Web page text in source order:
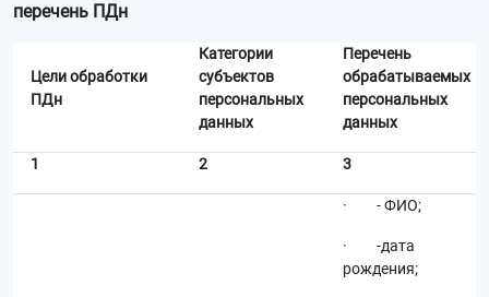
перечень ПДн
Цели обработки
ПДн
Категории
субъектов
персональных
данных
Перечень
обрабатываемых
персональных
данных
1 2 3
· - ФИО;
· -дата
рождения;